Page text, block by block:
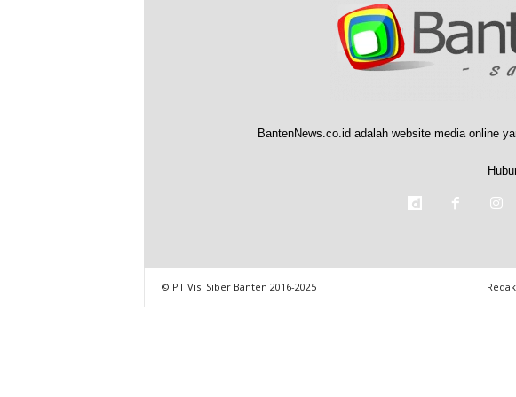
BantenNews.co.id adalah website media online
© PT Visi Siber Banten 2016-2025